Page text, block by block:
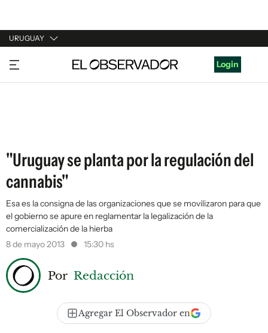
URUGUAY
URUGUAY
ARGENTINA
Login
"Uruguay se planta por la regulación del
cannabis"
Esa es la consigna de las organizaciones que se movilizaron para que
el gobierno se apure en reglamentar la legalización de la
comercialización de la hierba
8 de mayo 2013
15:30 hs
Por Redacción
Agregar El Observador en